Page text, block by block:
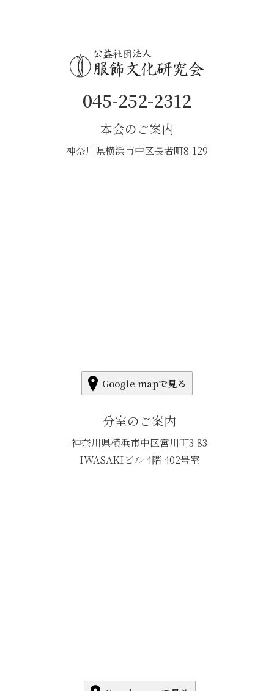
045-252-2312
本会のご案内
神奈川県横浜市中区長者町8-129
Google mapで見る
分室のご案内
神奈川県横浜市中区宮川町3-83
IWASAKIビル 4階 402号室